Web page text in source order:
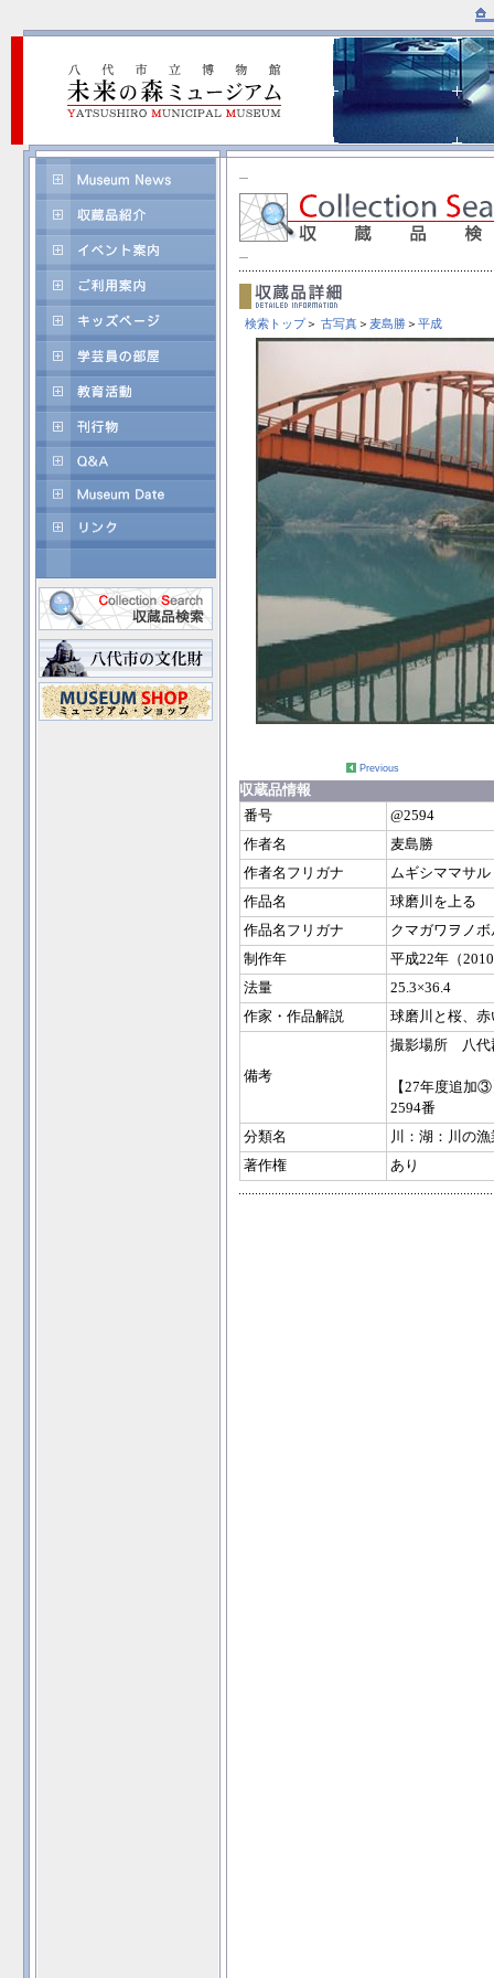
検索トップ＞ 古写真＞ 麦島勝＞ 平成
Previous
収蔵品情報
番号
@2594
作者名
麦島勝
作者名フリガナ
ムギシママサル
作品名
球磨川を上る
作品名フリガナ
クマガワヲノボ
制作年
平成22年（
法量
25.3×36.4
作家・作品解説
球磨川と桜、
備考
撮影場所 八代
【27年度追加
2594番
分類名
川：湖：川の漁
著作権
あり